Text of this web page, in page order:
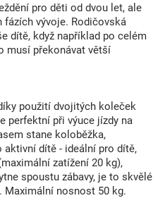
pro děti od dvou let, ale
vývoje. Rodičovská
dítě, když například po celém
musí překonávat větší
použití dvojitých koleček
perfektní při výuce jízdy na
stane koloběžka,
dítě - ideální pro dítě,
zatížení 20 kg),
spoustu zábavy, je to skvělé
Maximální nosnost 50 kg.